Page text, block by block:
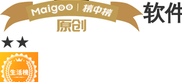
★★
软